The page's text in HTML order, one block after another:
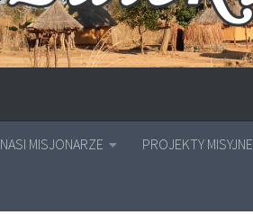
NASI MISJONARZE PROJEKTY MISYJNE